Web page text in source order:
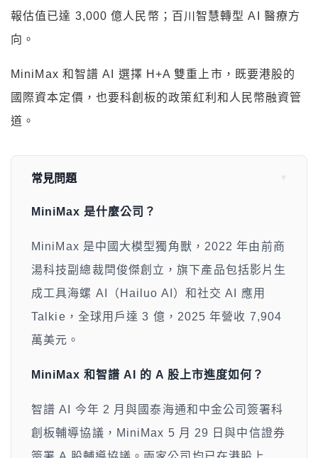
報估值已達 3,000 億人民幣；百川智慧轉型 AI 醫療方
向。
MiniMax 和智譜 AI 選擇 H+A 雙重上市，既要港股的
國際資本定價，也要科創板的政策紅利和人民幣融資管
道。
常見問題
MiniMax 是什麼公司？
MiniMax 是中國大模型獨角獸，2022 年由前商
湯科技副總裁閆俊傑創立，旗下產品包括影片生
成工具海螺 AI（Hailuo AI）和社交 AI 應用
Talkie，全球用戶達 3 億，2025 年營收 7,904
萬美元。
MiniMax 和智譜 AI 的 A 股上市進度如何？
智譜 AI 今年 2 月與國泰海通和中金公司簽署科
創板輔導協議，MiniMax 5 月 29 日與中信證券